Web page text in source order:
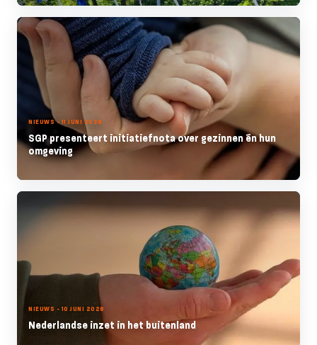
NIEUWS - 11 JUNI 2026
SGP presenteert initiatiefnota over gezinnen én hun
omgeving
NIEUWS - 10 JUNI 2026
Nederlandse inzet in het buitenland